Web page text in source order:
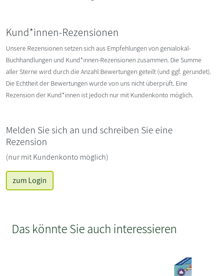
Kund*innen-Rezensionen
Unsere Rezensionen setzen sich aus Empfehlungen von genialokal-
Buchhandlungen und Kund*innen-Rezensionen zusammen. Die Summe
aller Sterne wird durch die Anzahl Bewertungen geteilt (und ggf. gerundet).
Die Echtheit der Bewertungen wurde von uns nicht überprüft. Eine
Rezension der Kund*innen ist jedoch nur mit Kundenkonto möglich.
Melden Sie sich an und schreiben Sie eine
Rezension
(nur mit Kundenkonto möglich)
zum Login
Das könnte Sie auch interessieren